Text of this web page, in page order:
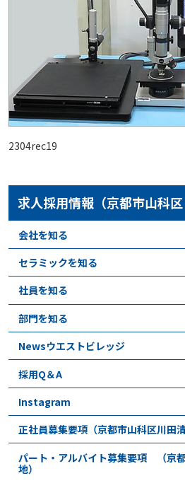
2304rec19
求人採用情報（京都市山科
会社を知る
セラミックを知る
社員を知る
部門を知る
Newsウエストビレッジ
採用Q＆A
Instagram
正社員募集要項（京都市山科区川田清
パート・アルバイト募集要項 （京
地）